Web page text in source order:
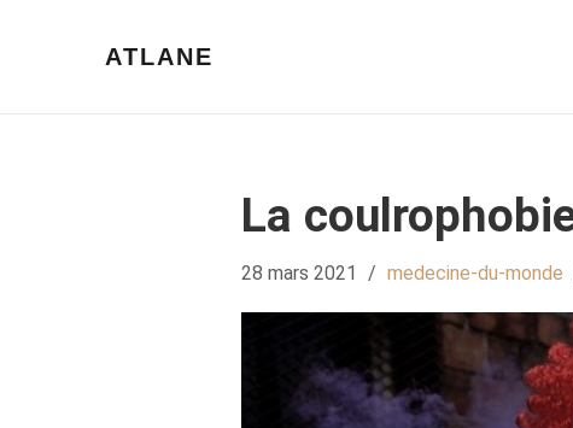
ATLANE
La
28 mars 2021 / medecine-du-monde